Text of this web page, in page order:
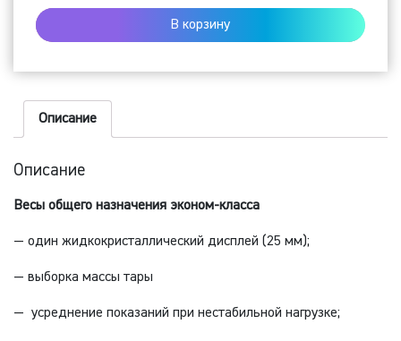
весы
В корзину
Описание
Описание
Весы общего назначения эконом-класса
— один жидкокристаллический дисплей (25 мм);
— выборка массы тары
— усреднение показаний при нестабильной нагрузке;